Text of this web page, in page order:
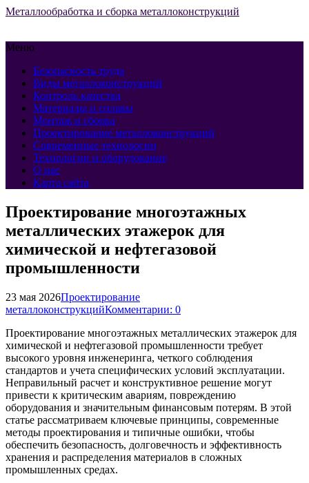
Металлообработка и сборка металлоконструкций
Меню
Безопасность труда
Виды металлоконструкций
Контроль качества
Материалы и сплавы
Монтаж и сборка
Проектирование металлоконструкций
Современные технологии
Технологии и оборудование
О нас
Карта сайта
Проектирование многоэтажных
металлических этажерок для
химической и нефтегазовой
промышленности
23 мая 2026Проектирование
металлоконструкцийКомментарии: 0
Проектирование многоэтажных металлических этажерок для
химической и нефтегазовой промышленности требует
высокого уровня инженеринга, четкого соблюдения
стандартов и учета специфических условий эксплуатации.
Неправильный расчет и конструктивное решение могут
привести к критическим авариям, повреждению
оборудования и значительным финансовым потерям. В этой
статье рассматриваем ключевые принципы, современные
методы проектирования и типичные ошибки, чтобы
обеспечить безопасность, долговечность и эффективность
хранения и распределения материалов в сложных
промышленных средах.